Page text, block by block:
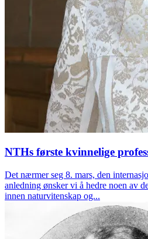
NTHs første kvinnelige
Det nærmer seg 8. mars, den
anledning ønsker vi å hedre noen av
innen naturvitenskap og...